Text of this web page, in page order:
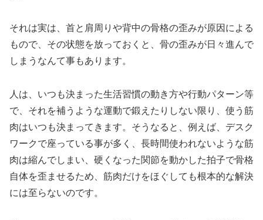
それは実は、首と肩周りや背中の骨格の歪みが原因による
もので、その状態を放っておくと、骨の歪みが日々進んで
しまうなんて事もあります。
人は、いつも決まった生活習慣の動き方や行動パターン等
で、それを補うような運動で鍛えたりしない限り、使う筋
肉はいつも決まってきます。そうなると、例えば、デスク
ワークで座っている事が多く、長時間使われないような筋
肉は縮んでしまい、硬くなった関節を動かした拍子で骨格
自体を歪ませるため、筋肉だけをほぐしても根本的な解決
には至らないのです。